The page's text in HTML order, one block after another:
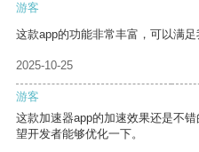
游客
这款app的功能非常丰富，可以满足
2025-10-25
游客
这款加速器app的加速效果还是不
望开发者能够优化一下。